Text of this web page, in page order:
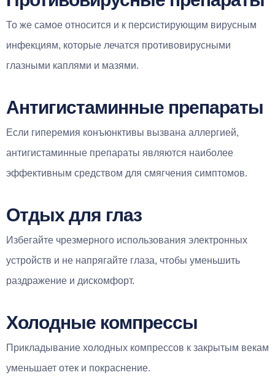
То же самое относится и к персистирующим вирусным
инфекциям, которые лечатся противовирусными
глазными каплями и мазями.
Антигистаминные препараты
Если гиперемия конъюнктивы вызвана аллергией,
антигистаминные препараты являются наиболее
эффективным средством для смягчения симптомов.
Отдых для глаз
Избегайте чрезмерного использования электронных
устройств и не напрягайте глаза, чтобы уменьшить
раздражение и дискомфорт.
Холодные компрессы
Прикладывание холодных компрессов к закрытым векам
уменьшает отек и покраснение.